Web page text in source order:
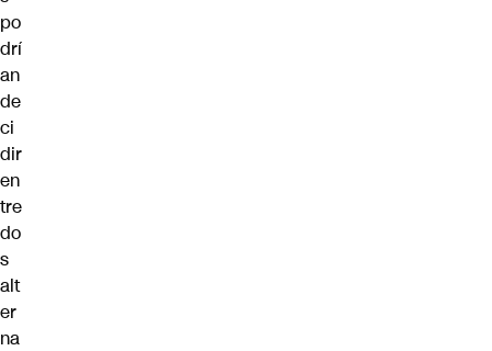
po
drí
an
de
ci
dir
en
tre
do
s
alt
er
na